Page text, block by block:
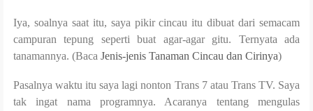
Iya, soalnya saat itu, saya pikir cincau itu dibuat dari semacam
campuran tepung seperti buat agar-agar gitu. Ternyata ada
tanamannya. (Baca Jenis-jenis Tanaman Cincau dan Cirinya)
Pasalnya waktu itu saya lagi nonton Trans 7 atau Trans TV. Saya
tak ingat nama programnya. Acaranya tentang mengulas